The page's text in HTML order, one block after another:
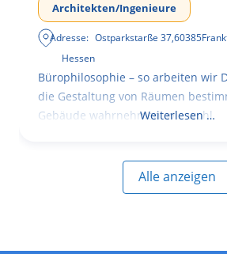
Architekten/Ingenieure
Adresse: Ostparkstarße 37,60385
Hessen
Bürophilosophie – so arbeiten wir
die Gestaltung von Räumen
Gebäude wahrnehmen, wie wohl
Weiterlesen …
Alle anzeigen